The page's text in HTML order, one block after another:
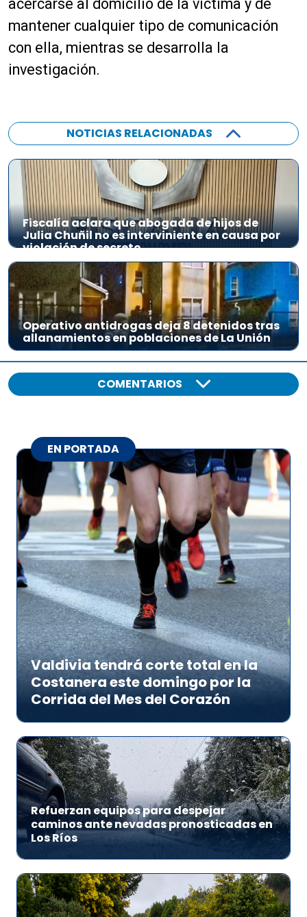
acercarse al domicilio de la víctima y de
mantener cualquier tipo de comunicación
con ella, mientras se desarrolla la
investigación.
NOTICIAS RELACIONADAS
Fiscalía aclara que abogada de hijos de
Julia Chuñil no es interviniente en causa por
violación de secreto
Operativo antidrogas deja 8 detenidos tras
allanamientos en poblaciones de La Unión
COMENTARIOS
EN PORTADA
Valdivia tendrá corte total en la
Costanera este domingo por la
Corrida del Mes del Corazón
Refuerzan equipos para despejar
caminos ante nevadas pronosticadas en
Los Ríos